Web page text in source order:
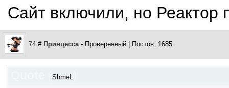
Сайт включили, но Реактор
74 # Принцесса- Проверенный | Постов: 1685
ShmeL